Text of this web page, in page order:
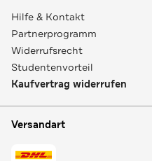
Hilfe & Kontakt
Partnerprogramm
Widerrufsrecht
Studentenvorteil
Kaufvertrag widerrufen
Versandart